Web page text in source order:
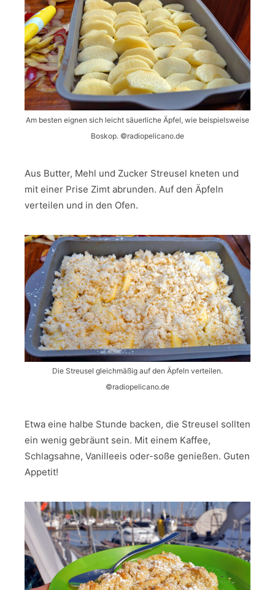
Am besten eignen sich leicht säuerliche Äpfel, wie beispielsweise
Boskop. ©️radiopelicano.de
Aus Butter, Mehl und Zucker Streusel kneten und
mit einer Prise Zimt abrunden. Auf den Äpfeln
verteilen und in den Ofen.
Die Streusel gleichmäßig auf den Äpfeln verteilen.
©️radiopelicano.de
Etwa eine halbe Stunde backen, die Streusel sollten
ein wenig gebräunt sein. Mit einem Kaffee,
Schlagsahne, Vanilleeis oder-soße genießen. Guten
Appetit!